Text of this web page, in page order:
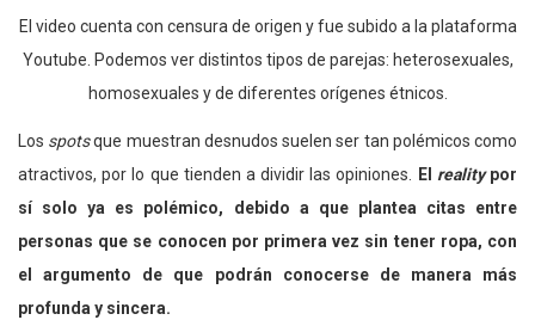
El video cuenta con censura de origen y fue subido a la plataforma
Youtube. Podemos ver distintos tipos de parejas: heterosexuales,
homosexuales y de diferentes orígenes étnicos.
Los spotsque muestran desnudos suelen ser tan polémicos como
atractivos, por lo que tienden a dividir las opiniones.
El realitypor
sí solo ya es polémico, debido a que plantea citas entre
personas que se conocen por primera vez sin tener ropa, con
el argumento de que podrán conocerse de manera más
profunda y sincera.